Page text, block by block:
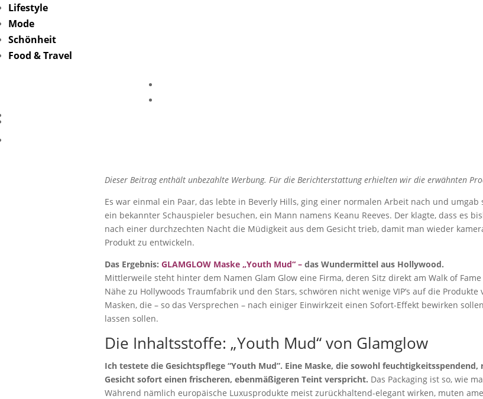
Lifestyle
Mode
Schönheit
Food & Travel
Glamglow Maske: Mein
Dieser Beitrag enthält unbezahlte Werbung. Für die Berichterstattung erhielten wir die erwähnten
Es war einmal ein Paar, das lebte in Beverly Hills, ging einer normalen Arbeit nach und umgab
ein bekannter Schauspieler besuchen, ein Mann namens Keanu Reeves. Der klagte, dass es
nach einer durchzechten Nacht die Müdigkeit aus dem Gesicht trieb, damit man wieder
Produkt zu entwickeln.
Das Ergebnis: GLAMGLOW Maske „Youth Mud“ – das Wundermittel aus Hollywood.
Mittlerweile steht hinter dem Namen Glam Glow eine Firma, deren Sitz direkt am Walk of
Nähe zu Hollywoods Traumfabrik und den Stars, schwören nicht wenige VIP’s auf die
Masken, die – so das Versprechen – nach einiger Einwirkzeit einen Sofort-Effekt bewirken
lassen sollen.
Die Inhaltsstoffe: „Youth Mud“ von Glamglow
Ich testete die Gesichtspflege “Youth Mud”. Eine Maske, die sowohl
Gesicht sofort einen frischeren, ebenmäßigeren Teint verspricht. Das Packaging ist so, wie
Während nämlich europäische Luxusprodukte meist zurückhaltend-elegant wirken, muten